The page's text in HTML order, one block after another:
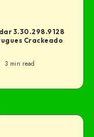
3.30.298.9128
Crackeado
3 min read